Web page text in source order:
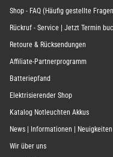
Shop - FAQ (Häufig gestellte
Rückruf - Service | Jetzt Termin
Retoure & Rücksendungen
Affiliate-Partnerprogramm
Batteriepfand
Elektrisierender Shop
Katalog Notleuchten Akkus
News | Informationen | Neuigkeiten
Wir über uns